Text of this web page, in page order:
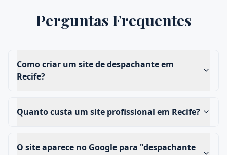
Perguntas Frequentes
Como criar um site de despachante em
Recife?
Quanto custa um site profissional em Recife?
O site aparece no Google para "despachante